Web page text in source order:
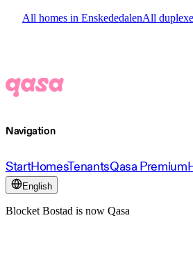
All homes in EnskededalenAll
Navigation
StartHomesTenantsQasa Premium
English
Blocket Bostad is now Qasa